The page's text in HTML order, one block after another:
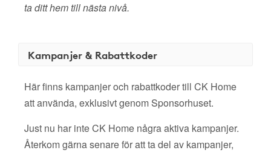
ta ditt hem till nästa nivå.
Kampanjer & Rabattkoder
Här finns kampanjer och rabattkoder till CK Home
att använda, exklusivt genom Sponsorhuset.
Just nu har inte CK Home några aktiva kampanjer.
Återkom gärna senare för att ta del av kampanjer,